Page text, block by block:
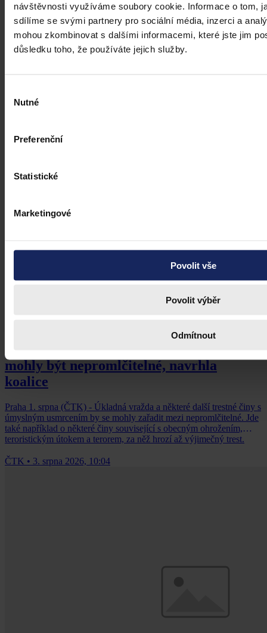
návštěvnosti využíváme soubory cookie. Informace o tom,
sdílíme se svými partnery pro sociální média, inzerci a
mohou zkombinovat s dalšími informacemi, které jste jim
důsledku toho, že používáte jejich služby.
souhlasu
Nutné
Preferenční
Statistické
Marketingové
Povolit vše
Povolit výběr
Odmítnout
Brno 4. srpna (ČTK) - Na chybu v prohlášení vlastníka, tedy
dokumentu, který rozděluje bytový dům na jednotky, lze upozornit i
po mnoha letech a žádat u soudu opravu. Právo domáhat se
odstranění vad nepodléhá promlčení, plyne z aktuálního rozsudku
Nejvyššího soudu (NS).
mohly být nepromlčitelné, navrhla
koalice
Praha 1. srpna (ČTK) - Úkladná vražda a některé další trestné činy s
úmyslným usmrcením by se mohly zařadit mezi nepromlčitelné. Jde
také například o některé činy související s obecným ohrožením,
teroristickým útokem a terorem, za něž hrozí až výjimečný trest.
ČTK • 3. srpna 2026, 10:04